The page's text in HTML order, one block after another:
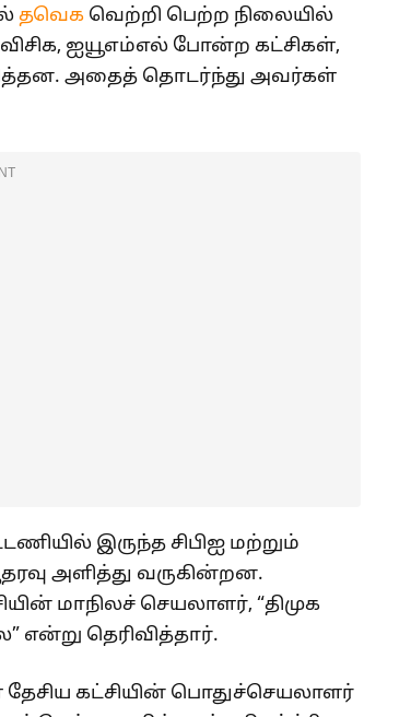
தவெக வெற்றி பெற்ற நிலையில்
ஐயூஎம்எல் போன்ற கட்சிகள்,
அதைத் தொடர்ந்து அவர்கள்
இருந்த சிபிஐ மற்றும்
அளித்து வருகின்றன.
மாநிலச் செயலாளர், “திமுக
என்று தெரிவித்தார்.
கட்சியின் பொதுச்செயலாளர்